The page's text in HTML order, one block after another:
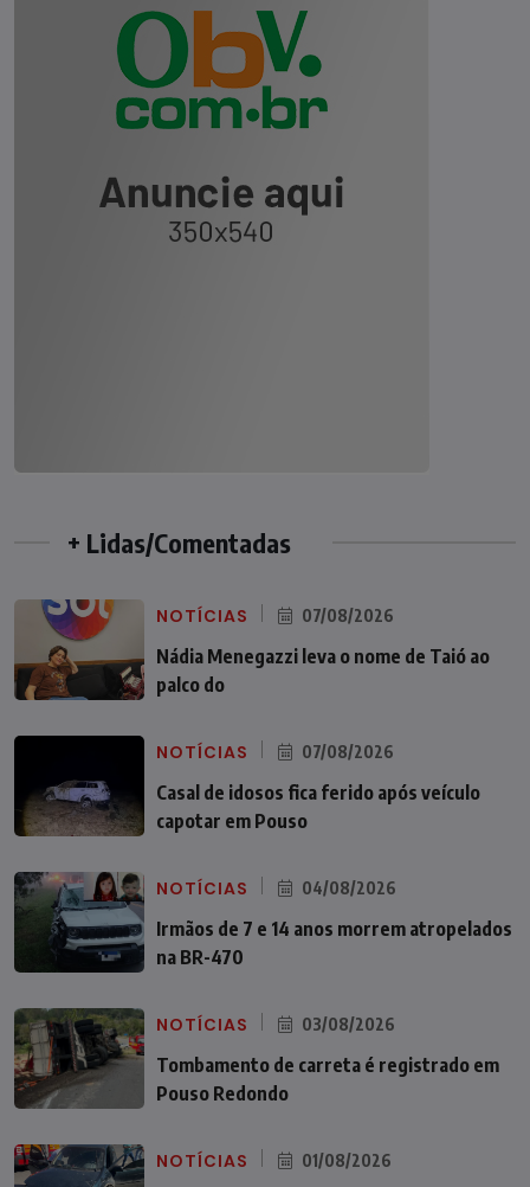
+ Lidas/Comentadas
NOTÍCIAS 07/08/2026
Nádia Menegazzi leva o nome de Taió ao
palco do
NOTÍCIAS 07/08/2026
Casal de idosos fica ferido após veículo
capotar em Pouso
NOTÍCIAS 04/08/2026
Irmãos de 7 e 14 anos morrem atropelados
na BR-470
NOTÍCIAS 03/08/2026
Tombamento de carreta é registrado em
Pouso Redondo
NOTÍCIAS 01/08/2026